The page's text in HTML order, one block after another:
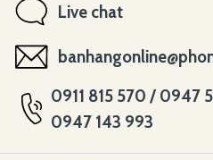
Live chat
0911 815 570 / 0947
0947 143 993